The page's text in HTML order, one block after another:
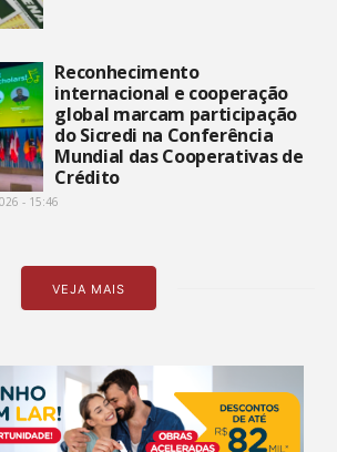
Reconhecimento
internacional e cooperação
global marcam participação
do Sicredi na Conferência
Mundial das Cooperativas de
Crédito
- 15:46
VEJA MAIS